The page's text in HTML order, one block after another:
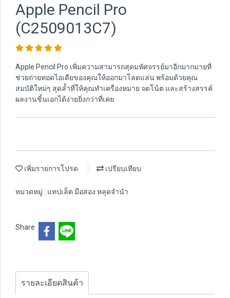
Apple Pencil Pro
(C2509013C7)
Apple Pencil Pro เพิ่มความสามารถสุดมหัศจรรย์มาอีกมากมายที่
ช่วยถ่ายทอดไอเดียของคุณให้ออกมาโลดแล่น พร้อมด้วยคุณ
สมบัติใหม่ๆ สุดล้ำที่ให้คุณทำเครื่องหมาย จดโน้ต และสร้างสรรค์
ผลงานชิ้นเอกได้ง่ายยิ่งกว่าที่เคย
เพิ่มรายการโปรด เปรียบเทียบ
หมวดหมู่ : แทปเล็ต มือสอง หลุดจำนำ
Share
รายละเอียดสินค้า